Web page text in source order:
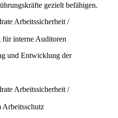
gezielt befähigen.
interne Auditoren
und Entwicklung der